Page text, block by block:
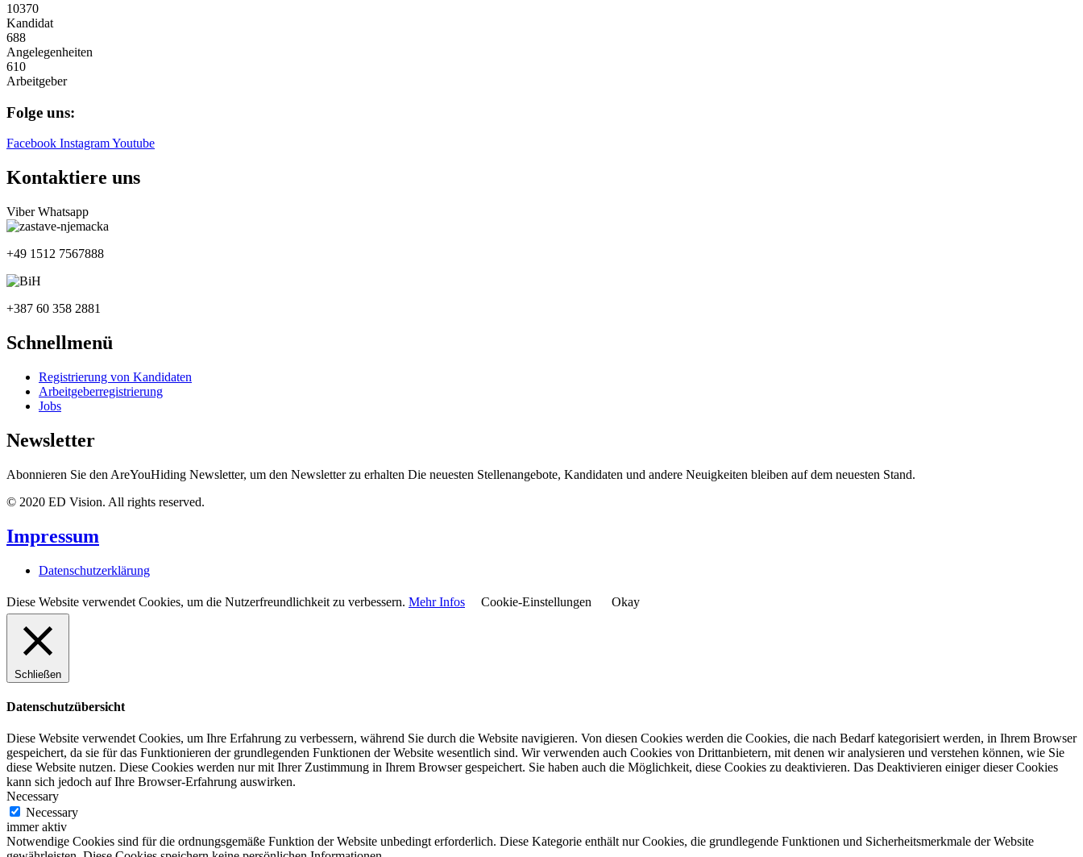
10370
Kandidat
688
Angelegenheiten
610
Arbeitgeber
Folge uns:
Facebook InstagramYoutube
Kontaktiere uns
Viber Whatsapp
+49 1512 7567888
+387 60 358 2881
Schnellmenü
Registrierung von Kandidaten
Arbeitgeberregistrierung
Jobs
Newsletter
Abonnieren Sie den AreYouHiding Newsletter, um den Newsletter zu erhalten Die neuesten Stellenangebote, Kandidaten und andere Neuigkeiten bleiben auf dem neuesten Stand.
© 2020 ED Vision. All rights reserved.
Impressum
Datenschutzerklärung
Diese Website verwendet Cookies, um die Nutzerfreundlichkeit zu verbessern. Mehr Infos Cookie-Einstellungen Okay
Schließen
Datenschutzübersicht
Diese Website verwendet Cookies, um Ihre Erfahrung zu verbessern, während Sie durch die Website navigieren. Von diesen Cookies werden die Cookies, die nach Bedarf kategorisiert werden, in Ihrem Browser
gespeichert, da sie für das Funktionieren der grundlegenden Funktionen der Website wesentlich sind. Wir verwenden auch Cookies von Drittanbietern, mit denen wir analysieren und verstehen können, wie Sie
diese Website nutzen. Diese Cookies werden nur mit Ihrer Zustimmung in Ihrem Browser gespeichert. Sie haben auch die Möglichkeit, diese Cookies zu deaktivieren. Das Deaktivieren einiger dieser Cookies
kann sich jedoch auf Ihre Browser-Erfahrung auswirken.
Necessary
Necessary
immer aktiv
Notwendige Cookies sind für die ordnungsgemäße Funktion der Website unbedingt erforderlich. Diese Kategorie enthält nur Cookies, die grundlegende Funktionen und Sicherheitsmerkmale der Website